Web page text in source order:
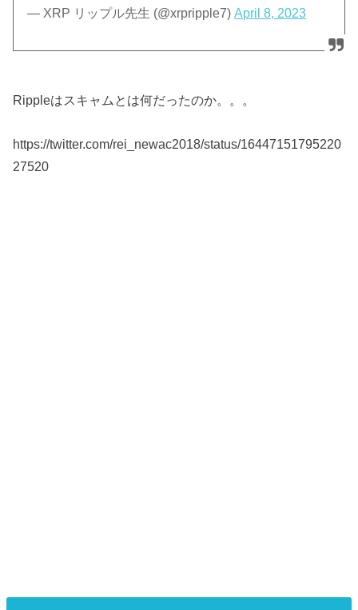
— XRP リップル先生 (@xrpripple7)April 8, 2023
Rippleはスキャムとは何だったのか。。。
https://twitter.com/rei_newac2018/status/16447151795220
27520